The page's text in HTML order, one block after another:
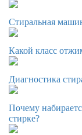
Стиральная
Какой класс
Диагностика
Почему
стирке?